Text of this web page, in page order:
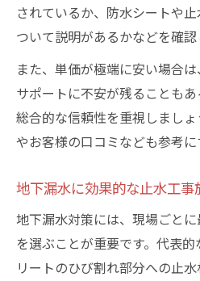
されているか、防水シートや
ついて説明があるかなどを確認
また、単価が極端に安い場合
サポートに不安が残ることも
総合的な信頼性を重視しまし
やお客様の口コミなども参考に
地下漏水に効果的な止水工事
地下漏水対策には、現場ごと
を選ぶことが重要です。代表
リートのひび割れ部分への止